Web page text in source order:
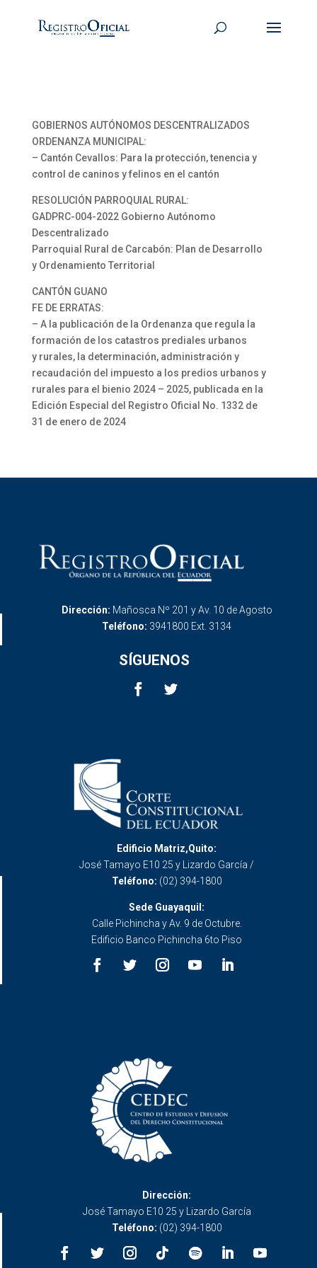
GOBIERNOS AUTÓNOMOS DESCENTRALIZADOS
ORDENANZA MUNICIPAL:
– Cantón Cevallos: Para la protección, tenencia y
control de caninos y felinos en el cantón
RESOLUCIÓN PARROQUIAL RURAL:
GADPRC-004-2022 Gobierno Autónomo
Descentralizado
Parroquial Rural de Carcabón: Plan de Desarrollo
y Ordenamiento Territorial
CANTÓN GUANO
FE DE ERRATAS:
– A la publicación de la Ordenanza que regula la
formación de los catastros prediales urbanos
y rurales, la determinación, administración y
recaudación del impuesto a los predios urbanos y
rurales para el bienio 2024 – 2025, publicada en la
Edición Especial del Registro Oficial No. 1332 de
31 de enero de 2024
Dirección: Mañosca Nº 201 y Av. 10 de Agosto
Teléfono: 3941800 Ext. 3134
SÍGUENOS
Edificio Matriz,Quito:
José Tamayo E10 25 y Lizardo García /
Teléfono: (02) 394-1800
Sede Guayaquil:
Calle Pichincha y Av. 9 de Octubre.
Edificio Banco Pichincha 6to Piso
Dirección:
José Tamayo E10 25 y Lizardo García
Teléfono: (02) 394-1800